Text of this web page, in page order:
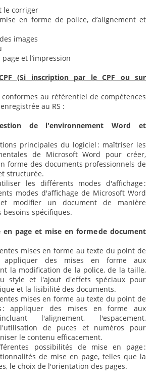
le corriger
en forme de police, d’alignement et
images
et l’impression
CPF (Si inscription par le CPF ou sur
au référentiel de compétences
au RS :
de l'environnement Word et
principales du logiciel : maîtriser les
de Microsoft Word pour créer,
forme des documents professionnels de
structurée.
les différents modes d'affichage :
modes d'affichage de Microsoft Word
modifier un document de manière
besoins spécifiques.
en page et mise en forme de document
mises en forme au texte du point de
appliquer des mises en forme aux
la modification de la police, de la taille,
style et l'ajout d'effets spéciaux pour
et la lisibilité des documents.
mises en forme au texte du point de
: appliquer des mises en forme aux
l'alignement, l'espacement,
de puces et numéros pour
le contenu efficacement.
possibilités de mise en page :
de mise en page, telles que la
le choix de l'orientation des pages.